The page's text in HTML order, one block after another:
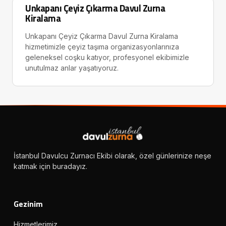
Unkapanı Çeyiz Çıkarma Davul Zurna
Kiralama
Unkapanı Çeyiz Çıkarma Davul Zurna Kiralama
hizmetimizle çeyiz taşıma organizasyonlarınıza
geleneksel coşku katıyor, profesyonel ekibimizle
unutulmaz anlar yaşatıyoruz.
İstanbul Davulcu Zurnacı Ekibi olarak, özel günlerinize neşe
katmak için buradayız.
Gezinim
Hizmetlerimiz